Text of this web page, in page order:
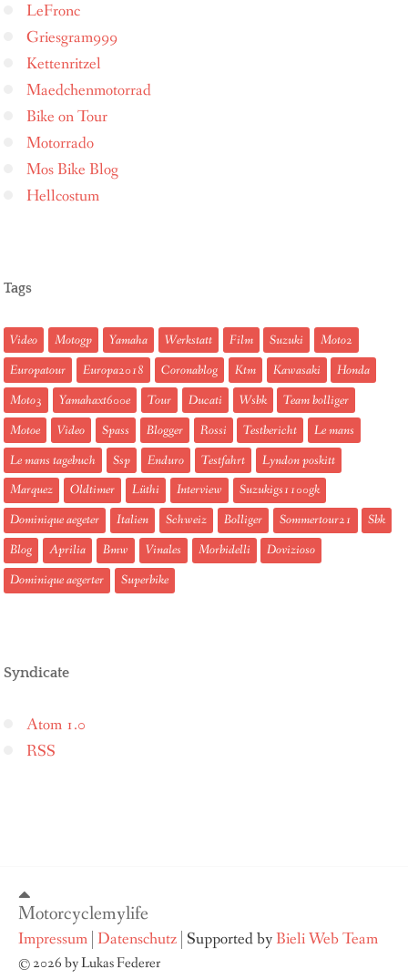
LeFronc
Griesgram999
Kettenritzel
Maedchenmotorrad
Bike on Tour
Motorrado
Mos Bike Blog
Hellcostum
Tags
Video Motogp Yamaha Werkstatt Film Suzuki
Moto2
Europatour
Europa2018 Coronablog Ktm Kawasaki
Honda
Moto3
Yamahaxt600e Tour Ducati Wsbk
Team bolliger
Motoe
Video Spass Blogger Rossi Testbericht
Le mans
Le mans tagebuch
Ssp Enduro Testfahrt
Lyndon poskitt
Marquez
Oldtimer Lüthi Interview
Suzukigs1100gk
Dominique aegeter
Italien Schweiz Bolliger Sommertour21
Sbk
Blog
Aprilia Bmw Vinales Morbidelli
Dovizioso
Dominique aegerter
Superbike
Syndicate
Atom 1.0
RSS
Motorcyclemylife
Impressum Datenschutz Supported byBieli Web Team
© 2026 by Lukas Federer